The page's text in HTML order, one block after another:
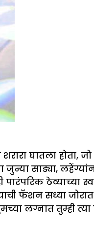
घातला होता, जो
जुन्या साड्या,
ठेव्याच्या
फॅशन सध्या
लग्नात तुम्ही